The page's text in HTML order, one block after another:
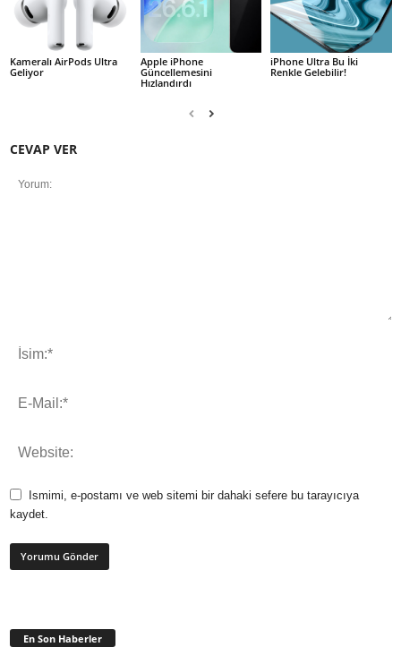
Kameralı AirPods Ultra
Geliyor
Apple iPhone
Güncellemesini
Hızlandırdı
iPhone Ultra Bu İki
Renkle Gelebilir!
CEVAP VER
Ismimi, e-postamı ve web sitemi bir dahaki sefere bu tarayıcıya
kaydet.
En Son Haberler